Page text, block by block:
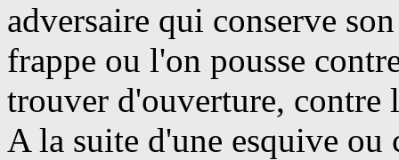
adversaire qui conserve
frappe ou l'on pousse
trouver d'ouverture, contre
A la suite d'une esquive ou